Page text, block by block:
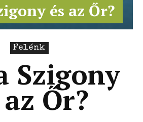
és az Őr?
Felénk
Szigony
Őr?